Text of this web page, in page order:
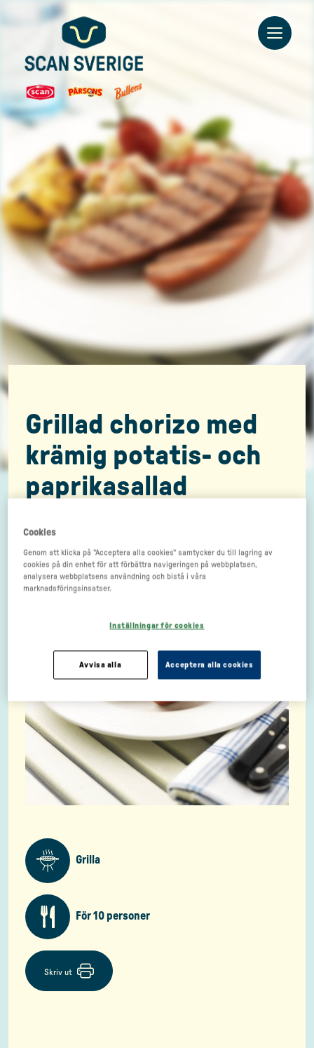
Grillad chorizo med
krämig potatis- och
paprikasallad
Grilla
För 10 personer
Skriv ut
Cookies
Genom att klicka på "Acceptera alla cookies" samtycker du till lagring av
cookies på din enhet för att förbättra navigeringen på webbplatsen,
analysera webbplatsens användning och bistå i våra
marknadsföringsinsatser.
Inställningar för cookies
Avvisa alla Acceptera alla cookies